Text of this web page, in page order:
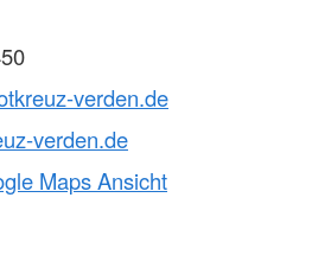
verden.de
verden.de
Maps Ansicht